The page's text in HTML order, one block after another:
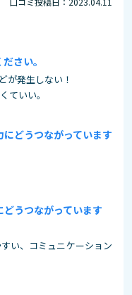
さい。
が発生しない！
ていい。
どうつながっています
うつながっています
い、コミュニケーション